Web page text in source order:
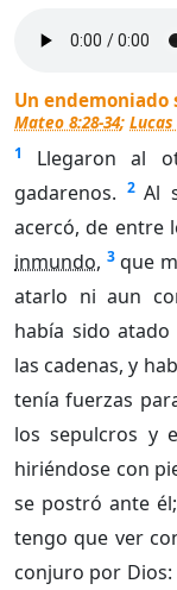
Un endemoniado
Mateo 8:28-34; Lucas
1
Llegaron al
gadarenos. 2 Al
acercó, de entre
inmundo, 3 que
atarlo ni aun
había sido
las cadenas, y
tenía fuerzas
los sepulcros y
hiriéndose con
se postró ante él;
tengo que ver
conjuro por Dios: